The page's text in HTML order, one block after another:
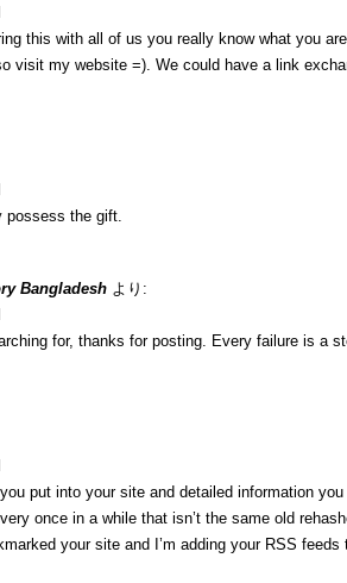
this with all of us you really know what you
visit my website =). We could have a link
the gift.
Bangladesh より:
for, thanks for posting. Every failure is a
put into your site and detailed information you
once in a while that isn’t the same old
your site and I’m adding your RSS